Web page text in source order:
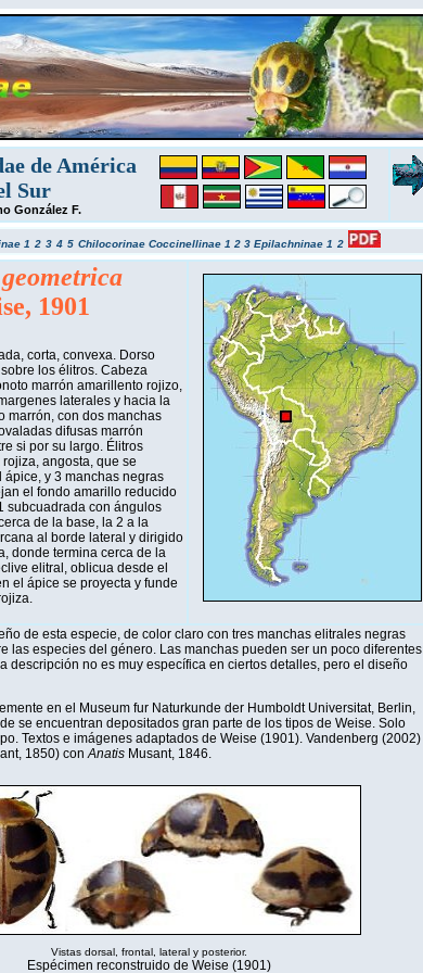
de América
Sur
González F.
1 2 3 4 5 Chilocorinae Coccinellinae 1 2 3 Epilachninae 1 2
1901
corta, convexa. Dorso
los élitros. Cabeza
marrón amarillento rojizo,
laterales y hacia la
marrón, con dos manchas
difusas marrón
si por su largo. Élitros
angosta, que se
y 3 manchas negras
el fondo amarillo reducido
subcuadrada con ángulos
de la base, la 2 a la
al borde lateral y dirigido
donde termina cerca de la
elitral, oblicua desde el
el ápice se proyecta y funde
de esta especie, de color claro con tres manchas elitrales negras
las especies del género. Las manchas pueden ser un poco diferentes
descripción no es muy específica en ciertos detalles, pero el diseño
en el Museum fur Naturkunde der Humboldt Universitat, Berlin,
se encuentran depositados gran parte de los tipos de Weise. Solo
Textos e imágenes adaptados de Weise (1901). Vandenberg (2002)
1850) conAnatisMusant, 1846.
Vistas dorsal, frontal, lateral y posterior.
Espécimen reconstruido de Weise (1901)